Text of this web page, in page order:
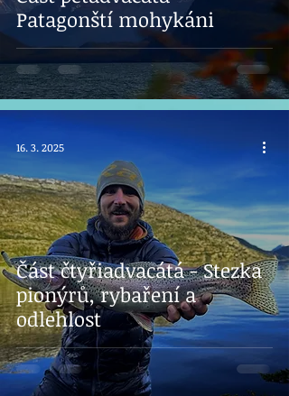
Patagonští mohykáni
Část čtyřiadvacátá - Stezka
pionýrů, rybaření a
odlehlost
16. 3. 2025